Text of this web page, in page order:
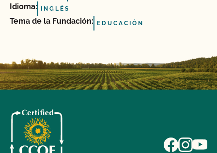
Idioma: INGLÉS
Tema de la Fundación: EDUCACIÓN